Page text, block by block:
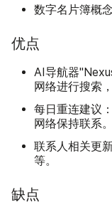
数字名片簿概
优点
AI导航器
网络进行搜索
每日重连建议
网络保持联系。
联系人相关更
等。
缺点